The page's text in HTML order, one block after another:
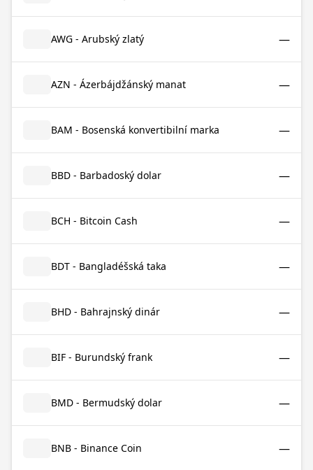
AWG - Arubský zlatý —
AZN - Ázerbájdžánský manat —
BAM - Bosenská konvertibilní marka —
BBD - Barbadoský dolar —
BCH - Bitcoin Cash —
BDT - Bangladéšská taka —
BHD - Bahrajnský dinár —
BIF - Burundský frank —
BMD - Bermudský dolar —
BNB - Binance Coin —